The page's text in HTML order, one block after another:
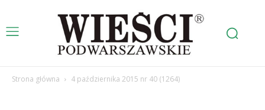
Strona główna 4 października 2015 nr 40 (1264)